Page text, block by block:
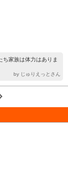
ち家族は体力はありま
by じゅりえっとさん